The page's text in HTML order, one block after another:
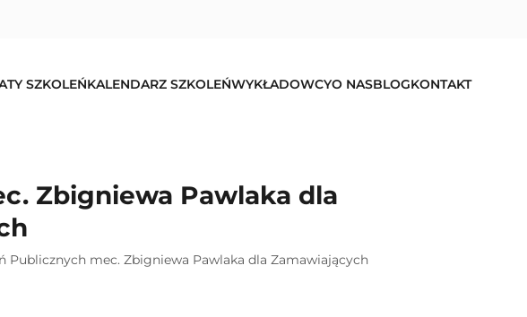
SZKOLEŃKALENDARZ SZKOLEŃWYKŁADOWCYO NASBLOGKONTAKT
Zbigniewa Pawlaka dla
Publicznych mec. Zbigniewa Pawlaka dla Zamawiających